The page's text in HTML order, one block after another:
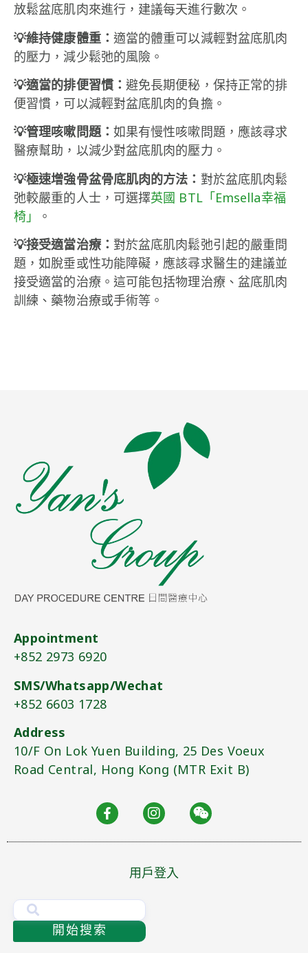
放鬆盆底肌肉來進行，建議每天進行數次。
💡維持健康體重： 適當的體重可以減輕對盆底肌肉
的壓力，減少鬆弛的風險。
💡適當的排便習慣： 避免長期便秘，保持正常的排
便習慣，可以減輕對盆底肌肉的負擔。
💡管理咳嗽問題： 如果有慢性咳嗽問題，應該尋求
醫療幫助，以減少對盆底肌肉的壓力。
💡極速增強骨盆骨底肌肉的方法： 對於盆底肌肉鬆
弛較嚴重的人士，可選擇英國 BTL「Emsella幸福
椅」
。
💡接受適當治療： 對於盆底肌肉鬆弛引起的嚴重問
題，如脫垂或性功能障礙，應該尋求醫生的建議並
接受適當的治療。這可能包括物理治療、盆底肌肉
訓練、藥物治療或手術等。
Appointment
+852 2973 6920​
SMS/Whatsapp/Wechat
+852 6603 1728
Address
10/F On Lok Yuen Building, 25 Des Voeux
Road Central, Hong Kong (MTR Exit B)​
用戶登入
開始搜索